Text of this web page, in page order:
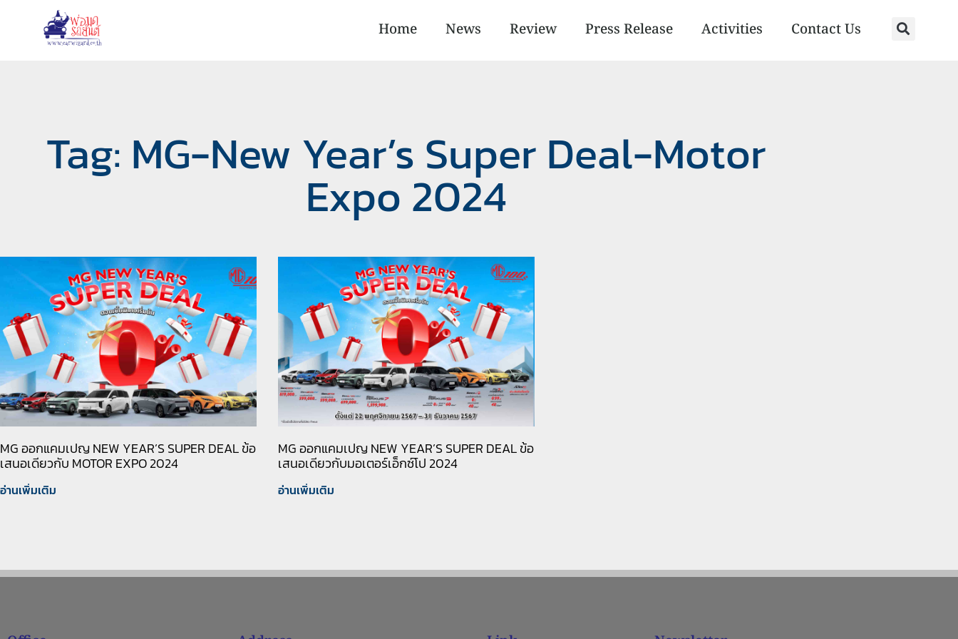
Home News Review Press Release Activities Contact Us
Tag: MG-New Year’s Super Deal-Motor
Expo 2024
MG ออกแคมเปญ NEW YEAR’S SUPER DEAL ข้อ
เสนอเดียวกับ MOTOR EXPO 2024
อ่านเพิ่มเติม
MG ออกแคมเปญ NEW YEAR’S SUPER DEAL ข้อ
เสนอเดียวกับมอเตอร์เอ็กซ์โป 2024
อ่านเพิ่มเติม